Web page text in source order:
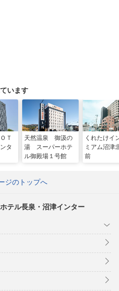
います
Ｔ
タ
天然温泉 御汲の
湯 スーパーホテ
ル御殿場１号館
くれたけイ
ミアム沼津
前
ジのトップへ
ル長泉・沼津インター